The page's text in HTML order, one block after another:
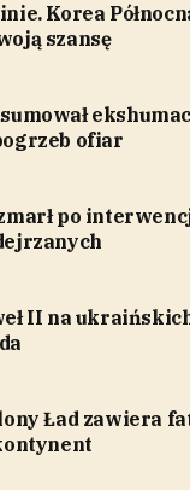
Korea
szansę
ofiar
po
II na
Ład zawiera